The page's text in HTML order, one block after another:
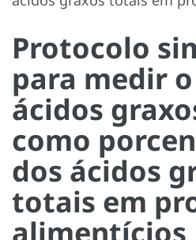
Protocolo
para medir
ácidos
como
dos ácidos
totais em